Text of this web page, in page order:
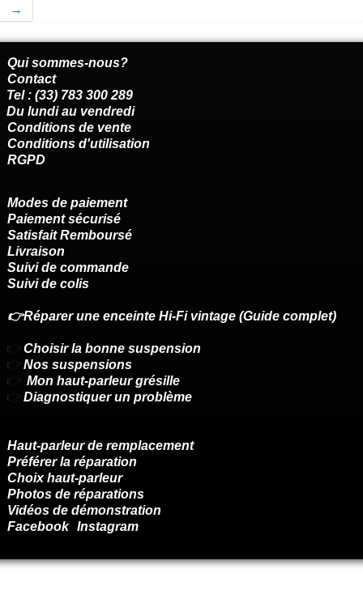
→
Qui sommes-nous?
Contact
Tel : (33) 783 300 289
Du lundi au vendredi
Conditions de vente
Conditions d'utilisation
RGPD
Modes de paiement
Paiement sécurisé
Satisfait Remboursé
Livraison
Suivi de commande
Suivi de colis
👉Réparer une enceinte Hi-Fi vintage (Guide complet)
👉 Choisir la bonne suspension
👉 Nos suspensions
👉 Mon haut-parleur grésille
👉 Diagnostiquer un problème
Haut-parleur de remplacement
Préférer la réparation
Choix haut-parleur
Photos de réparations
Vidéos de démonstration
Facebook Instagram